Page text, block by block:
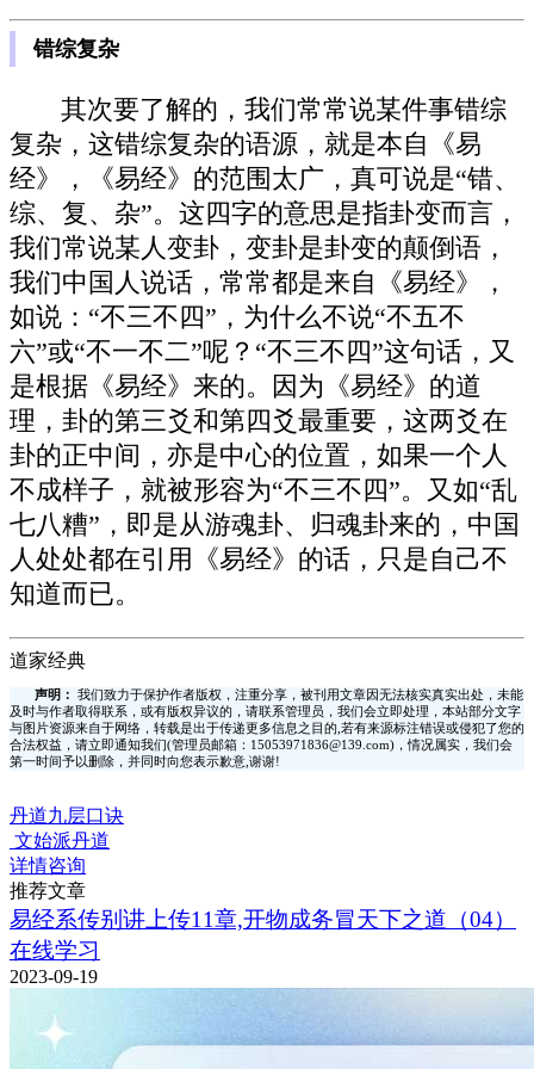
错综复杂
其次要了解的，我们常常说某件事错综
复杂，这错综复杂的语源，就是本自《易
经》，《易经》的范围太广，真可说是“错、
综、复、杂”。这四字的意思是指卦变而言，
我们常说某人变卦，变卦是卦变的颠倒语，
我们中国人说话，常常都是来自《易经》，
如说：“不三不四”，为什么不说“不五不
六”或“不一不二”呢？“不三不四”这句话，又
是根据《易经》来的。因为《易经》的道
理，卦的第三爻和第四爻最重要，这两爻在
卦的正中间，亦是中心的位置，如果一个人
不成样子，就被形容为“不三不四”。又如“乱
七八糟”，即是从游魂卦、归魂卦来的，中国
人处处都在引用《易经》的话，只是自己不
知道而已。
道家经典
声明：
我们致力于保护作者版权，注重分享，被刊用文章因无法核实真实出处，未能
及时与作者取得联系，或有版权异议的，请联系管理员，我们会立即处理，本站部分文字
与图片资源来自于网络，转载是出于传递更多信息之目的,若有来源标注错误或侵犯了您的
合法权益，请立即通知我们(管理员邮箱：15053971836@139.com)，情况属实，我们会
第一时间予以删除，并同时向您表示歉意,谢谢!
丹道九层口诀
文始派丹道
详情咨询
推荐文章
易经系传别讲上传11章,开物成务冒天下之道（04）
在线学习
2023-09-19